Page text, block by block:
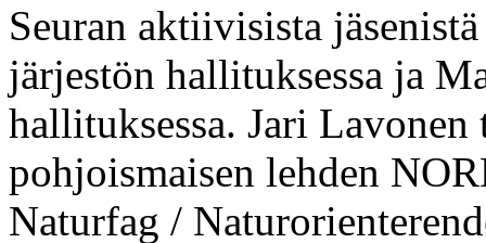
Seuran aktiivisista
järjestön hallituksessa ja
hallituksessa. Jari
pohjoismaisen lehden
Naturfag /